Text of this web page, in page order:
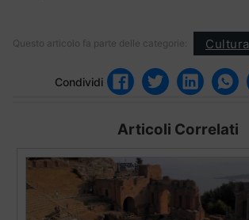
Questo articolo fa parte delle categorie: Cultura
Condividi
Articoli Correlati